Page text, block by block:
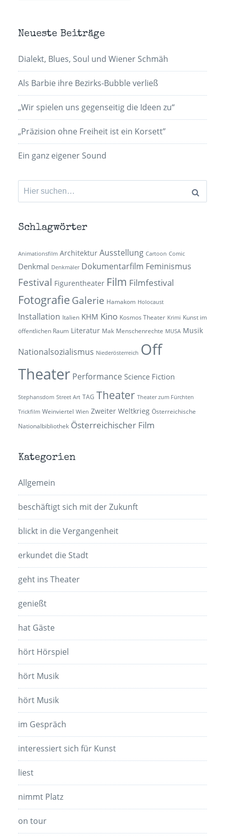
Neueste Beiträge
Dialekt, Blues, Soul und Wiener Schmäh
Als Barbie ihre Bezirks-Bubble verließ
„Wir spielen uns gegenseitig die Ideen zu“
„Präzision ohne Freiheit ist ein Korsett”
Ein ganz eigener Sound
Suchen
nach:
Schlagwörter
Animationsfilm Architektur Ausstellung Cartoon Comic
Denkmal Denkmäler Dokumentarfilm Feminismus
Festival Figurentheater Film Filmfestival
Fotografie Galerie Hamakom Holocaust
Installation Italien KHM Kino Kosmos Theater Krimi Kunst im
öffentlichen Raum Literatur Mak Menschenrechte MUSA Musik
Nationalsozialismus Niederösterreich Off
Theater Performance Science Fiction
Stephansdom Street Art TAG Theater Theater zum Fürchten
Trickfilm Weinviertel Wien Zweiter Weltkrieg Österreichische
Nationalbibliothek Österreichischer Film
Kategorien
Allgemein
beschäftigt sich mit der Zukunft
blickt in die Vergangenheit
erkundet die Stadt
geht ins Theater
genießt
hat Gäste
hört Hörspiel
hört Musik
hört Musik
im Gespräch
interessiert sich für Kunst
liest
nimmt Platz
on tour